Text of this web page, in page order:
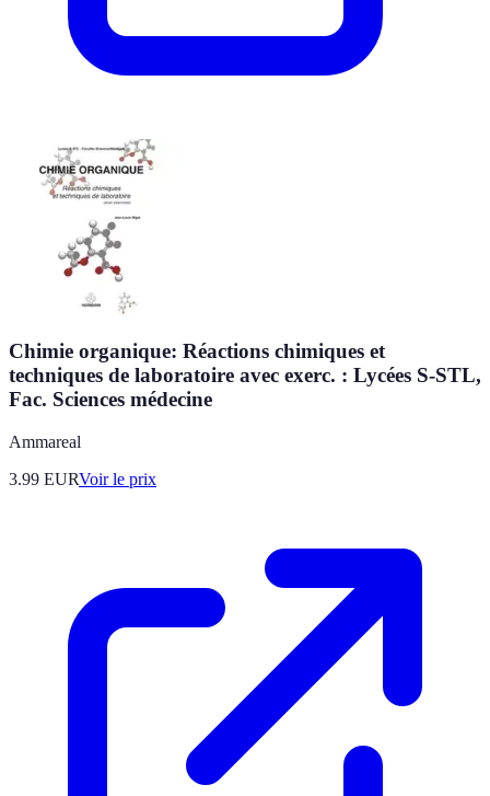
Chimie organique: Réactions chimiques et
techniques de laboratoire avec exerc. : Lycées S-STL,
Fac. Sciences médecine
Ammareal
3.99 EURVoir le prix